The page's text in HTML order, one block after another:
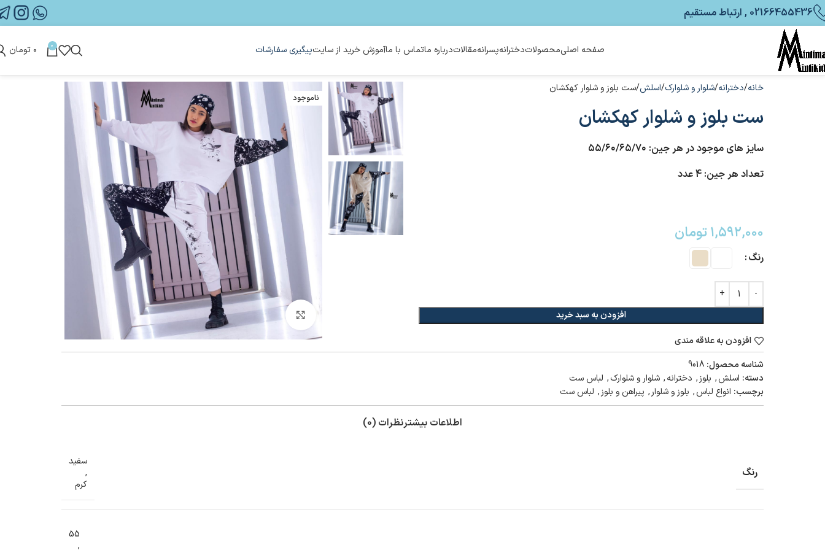
02166455436 , ارتباط مستقیم
صفحه اصلیمحصولاتدخترانهپسرانهمقالاتدرباره ماتماس با ماآموزش خرید از سایتپیگیری سفارشات 0 ۰ تومان
خانه دخترانه شلوار و شلوارک اسلش ست بلوز و شلوار کهکشان
ست بلوز و شلوار کهکشان
سایز های موجود در هر جین: ۵۵/۶۰/۶۵/۷۰
تعداد هر جین: 4 عدد
۱,۵۹۲,۰۰۰تومان
رنگ
افزودن به سبد خرید
افزودن به علاقه مندی
ناموجود
بزرگنمایی تصویر
شناسه محصول: 9018
دسته: اسلش, بلوز, دخترانه, شلوار و شلوارک, لباس ست
برچسب: انواع لباس, بلوز و شلوار , پیراهن و بلوز, لباس ست
اطلاعات بیشترنظرات (0)
رنگ
سفید
,
کرم
55
,